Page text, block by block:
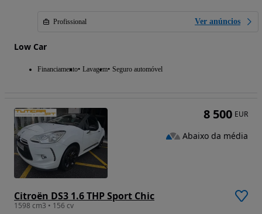
Profissional Ver anúncios
Low Car
Financiamento Lavagem Seguro automóvel
Citroën DS3 1.6 THP Sport Chic
1598 cm3 • 156 cv
8 500 EUR
Abaixo da média